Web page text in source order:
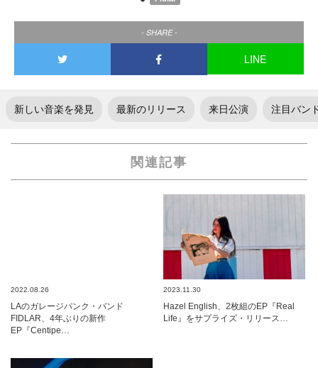
- SHARE -
LINE
新しい音楽を発見 最新のリリース 来日公演 注目バン
関連記事
2022.08.26
LAのガレージパンク・バンド
FIDLAR、4年ぶりの新作
EP『Centipe…
2023.11.30
Hazel English、2枚組のEP『Real
Life』をサプライズ・リリース…